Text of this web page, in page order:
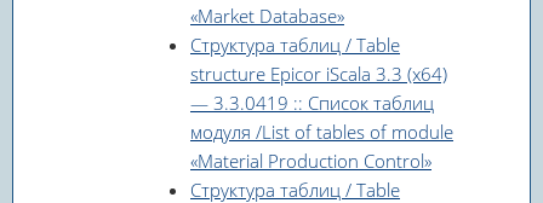
«Market Database»
Структура таблиц / Table
structure Epicor iScala 3.3 (x64)
— 3.3.0419 :: Список таблиц
модуля /List of tables of module
«Material Production Control»
Структура таблиц / Table